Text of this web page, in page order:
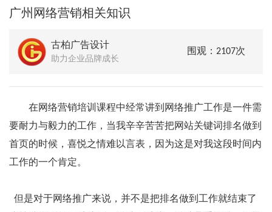
广州网络营销相关知识
古柏广告设计
助力企业品牌成长
围观：2107次
在网络营销培训课程中经常讲到网络推广工作是一件需
要耐力与毅力的工作，当我辛辛苦苦把网站关键词排名做到
首页的时候，喜悦之情难以言表，因为这是对我这段时间内
工作的一个肯定。
但是对于网络推广来说，并不是把排名做到工作就结束了